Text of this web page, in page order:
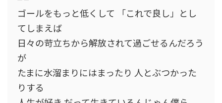
ゴールをもっと低くして 「これで良し」とし
てしまえば
日々の苛立ちから解放されて過ごせるんだろう
が
たまに水溜まりにはまったり 人とぶつかった
りする